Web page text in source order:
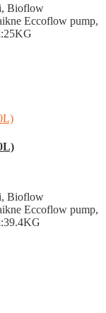
Bioflow
Eccoflow pump,
Bioflow
Eccoflow pump,